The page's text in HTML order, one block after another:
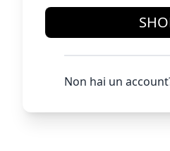
Non hai un